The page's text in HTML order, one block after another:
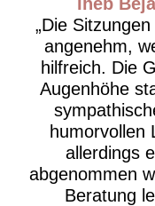
Die
angenehm,
hilfreich. Die
Augenhöhe
humorvollen
allerdings
abgenommen
Beratung